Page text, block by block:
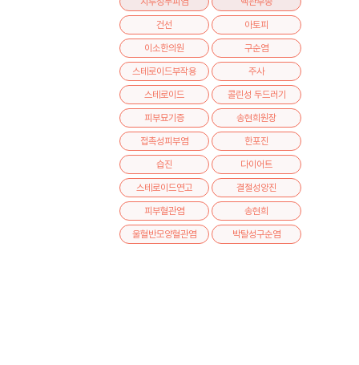
건선 아토피
이소한의원 구순염
스테로이드부작용 주사
스테로이드 콜린성 두드러기
피부묘기증 송현희원장
접촉성피부염 한포진
습진 다이어트
스테로이드연고 결절성양진
피부혈관염 송현희
울혈반모양혈관염 박탈성구순염